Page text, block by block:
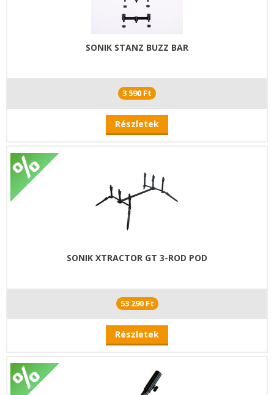
SONIK STANZ BUZZ BAR
3 590 Ft
Részletek
SONIK XTRACTOR GT 3-ROD POD
53 290 Ft
Részletek